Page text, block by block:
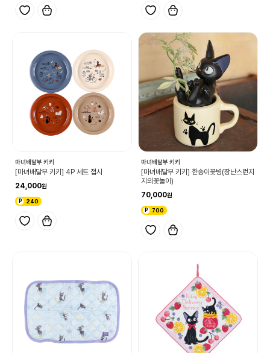
마녀배달부 키키
[마녀배달부 키키] 4P 세트 접시
24,000
240
마녀배달부 키키
[마녀배달부 키키] 한송이꽃병(장난스런지
지의꽃놀이)
70,000
700